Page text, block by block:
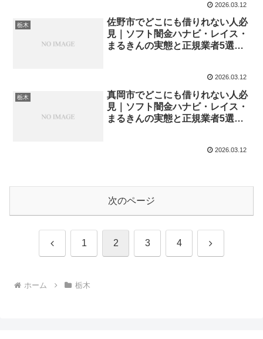
2026.03.12
栃木
佐野市でどこにも借りれない人必
見｜ソフト闇金ハナビ・レイス・
まるきんの実態と正規業者5選
2026.03.12
栃木
真岡市でどこにも借りれない人必
見｜ソフト闇金ハナビ・レイス・
まるきんの実態と正規業者5選
2026.03.12
次のページ
前 1 2 3 4 次
ホーム 栃木